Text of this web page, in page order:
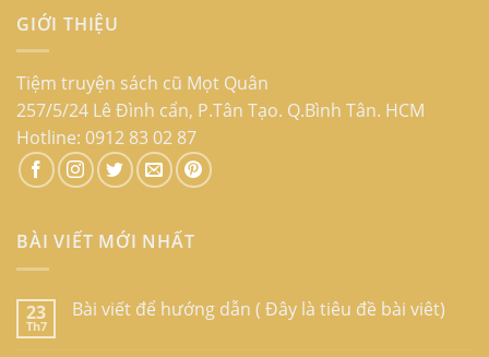
GIỚI THIỆU
Tiệm truyện sách cũ Mọt Quân
257/5/24 Lê Đình cẩn, P.Tân Tạo. Q.Bình Tân. HCM
Hotline: 0912 83 02 87
BÀI VIẾT MỚI NHẤT
23
Th7
Bài viết để hướng dẫn ( Đây là tiêu đề bài viêt)